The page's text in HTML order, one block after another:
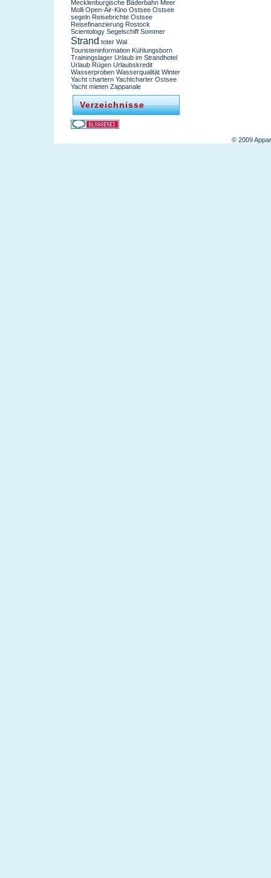
Mecklenburgische Bäderbahn Meer
Molli Open-Air-Kino Ostsee Ostsee
segeln Reisebrichte Ostsee
Reisefinanzierung Rostock
Scientology Segelschiff Sommer
Strand toter Wal
Touristeninformation Kühlungsborn
Trainingslager Urlaub im Strandhotel
Urlaub Rügen Urlaubskredit
Wasserproben Wasserqualität Winter
Yacht chartern Yachtcharter Ostsee
Yacht mieten Zappanale
Verzeichnisse
© 2009